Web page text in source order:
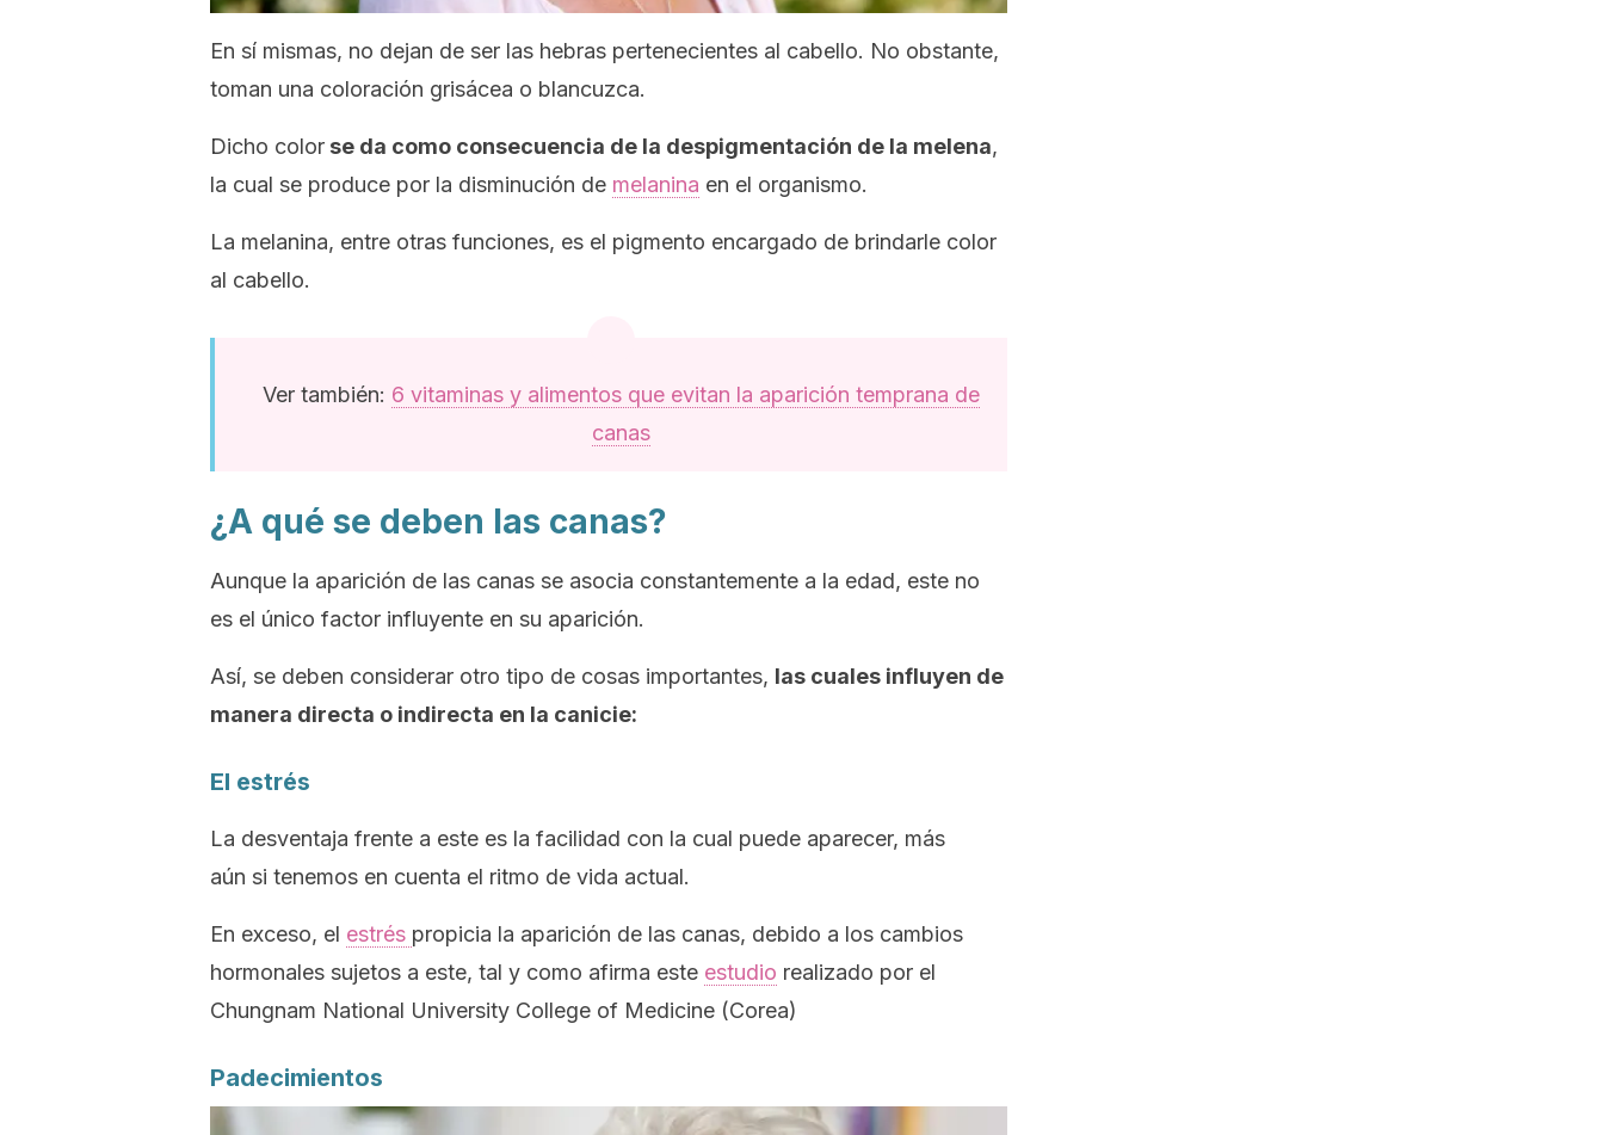
En sí mismas, no dejan de ser las hebras pertenecientes al cabello. No obstante,
toman una coloración grisácea o blancuzca.
Dicho color se da como consecuencia de la despigmentación de la melena,
la cual se produce por la disminución de melanina en el organismo.
La melanina, entre otras funciones, es el pigmento encargado de brindarle color
al cabello.
Ver también: 6 vitaminas y alimentos que evitan la aparición temprana de
canas
¿A qué se deben las canas?
Aunque la aparición de las canas se asocia constantemente a la edad, este no
es el único factor influyente en su aparición.
Así, se deben considerar otro tipo de cosas importantes, las cuales influyen de
manera directa o indirecta en la canicie:
El estrés
La desventaja frente a este es la facilidad con la cual puede aparecer, más
aún si tenemos en cuenta el ritmo de vida actual.
En exceso, el estrés propicia la aparición de las canas, debido a los cambios
hormonales sujetos a este, tal y como afirma este estudio realizado por el
Chungnam National University College of Medicine (Corea)
Padecimientos